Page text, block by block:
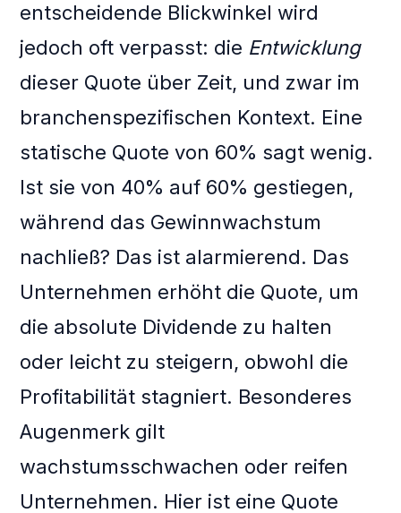
entscheidende Blickwinkel wird
jedoch oft verpasst: die Entwicklung
dieser Quote über Zeit, und zwar im
branchenspezifischen Kontext. Eine
statische Quote von 60% sagt wenig.
Ist sie von 40% auf 60% gestiegen,
während das Gewinnwachstum
nachließ? Das ist alarmierend. Das
Unternehmen erhöht die Quote, um
die absolute Dividende zu halten
oder leicht zu steigern, obwohl die
Profitabilität stagniert. Besonderes
Augenmerk gilt
wachstumsschwachen oder reifen
Unternehmen. Hier ist eine Quote